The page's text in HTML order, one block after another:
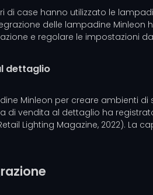
di case hanno utilizzato le
delle lampadine
e regolare le impostazioni
dettaglio
Minleon per creare ambienti
di vendita al dettaglio ha
Lighting Magazine, 2022).